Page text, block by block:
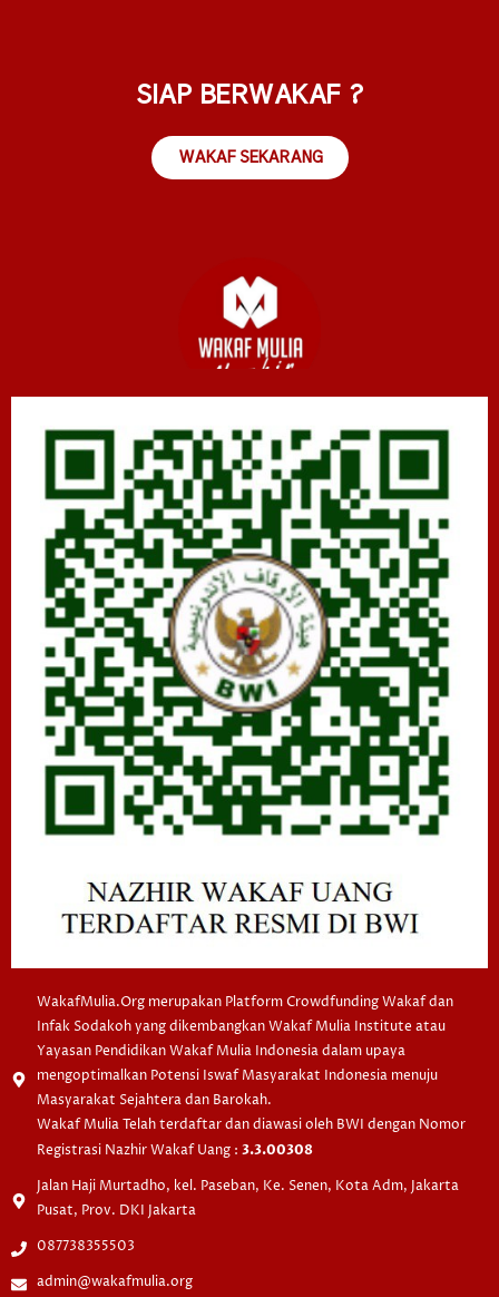
SIAP BERWAKAF ?
WAKAF SEKARANG
WakafMulia.Org merupakan Platform Crowdfunding Wakaf dan
Infak Sodakoh yang dikembangkan Wakaf Mulia Institute atau
Yayasan Pendidikan Wakaf Mulia Indonesia dalam upaya
mengoptimalkan Potensi Iswaf Masyarakat Indonesia menuju
Masyarakat Sejahtera dan Barokah.
Wakaf Mulia Telah terdaftar dan diawasi oleh BWI dengan Nomor
Registrasi Nazhir Wakaf Uang : 3.3.00308
Jalan Haji Murtadho, kel. Paseban, Ke. Senen, Kota Adm, Jakarta
Pusat, Prov. DKI Jakarta
087738355503
admin@wakafmulia.org